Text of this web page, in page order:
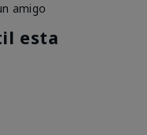
amigo
esta